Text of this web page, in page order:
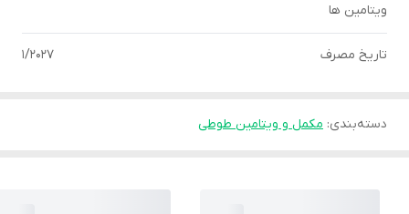
ویتامین ها
تاریخ مصرف 1/2027
دسته‌بندی: مکمل و ویتامین طوطی